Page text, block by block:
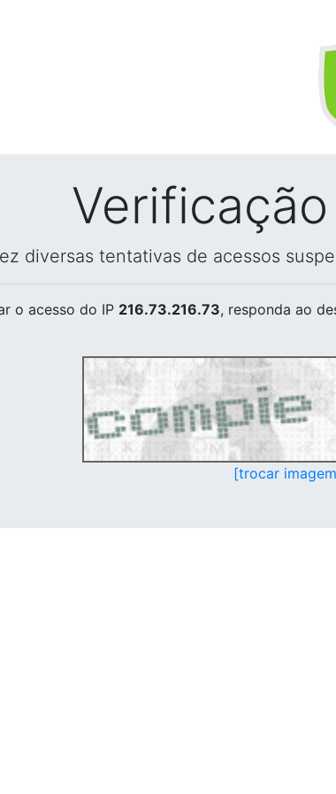
diversas tentativas de acessos
o acesso do IP 216.73.216.73, responda ao
[trocar